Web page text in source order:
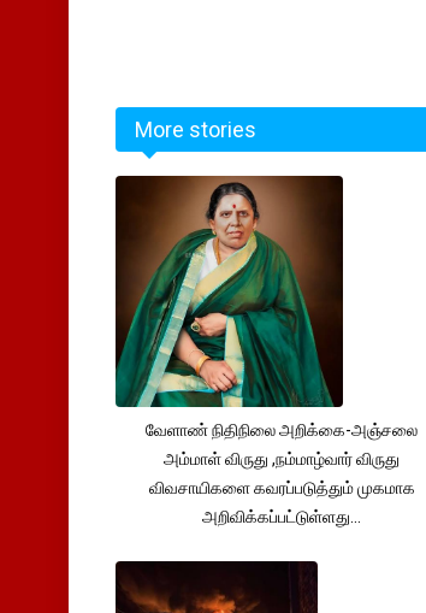
More stories
வேளாண் நிதிநிலை அறிக்கை-அஞ்சலை
அம்மாள் விருது ,நம்மாழ்வார் விருது
விவசாயிகளை கவரப்படுத்தும் முகமாக
அறிவிக்கப்பட்டுள்ளது...